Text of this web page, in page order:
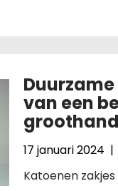
van een
17 januari 2024
Katoenen